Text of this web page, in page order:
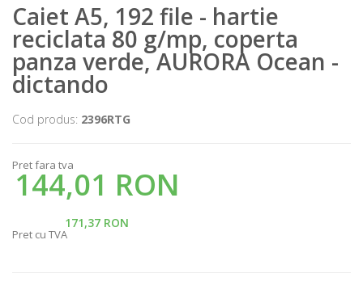
Caiet A5, 192 file - hartie
reciclata 80 g/mp, coperta
panza verde, AURORA Ocean -
dictando
Cod produs: 2396RTG
Pret fara tva
144,01 RON
171,37 RON
Pret cu TVA